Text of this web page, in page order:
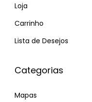
Loja
Carrinho
Lista de Desejos
Categorias
Mapas